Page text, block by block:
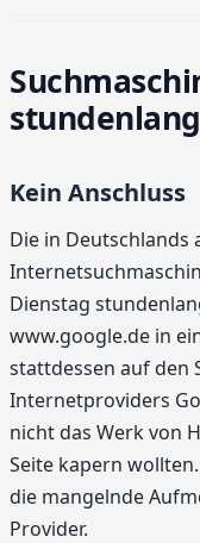
Kein Anschluss
Die in Deutschlands
Dienstag
www.google.de in
stattdessen auf den
Internetproviders
nicht das Werk von
Seite kapern
die mangelnde
Provider.